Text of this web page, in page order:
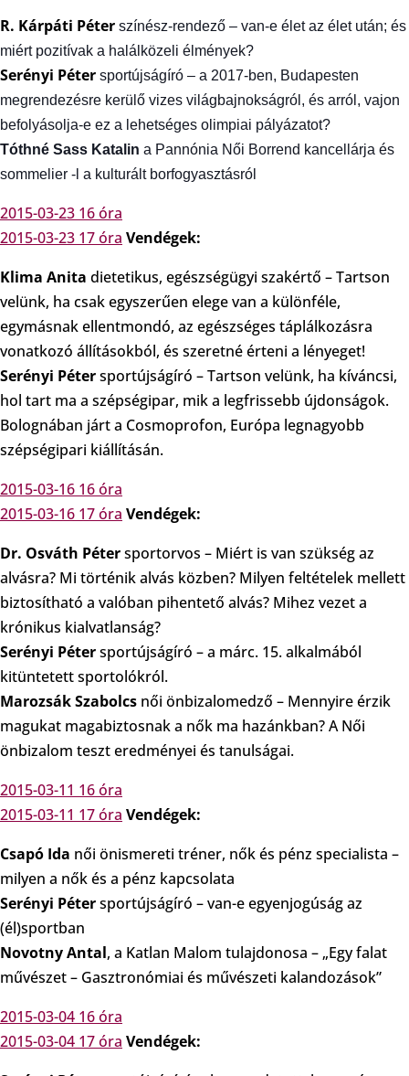
R. Kárpáti Péter színész-rendező – van-e élet az élet után; és
miért pozitívak a halálközeli élmények?
Serényi Péter sportújságíró – a 2017-ben, Budapesten
megrendezésre kerülő vizes világbajnokságról, és arról, vajon
befolyásolja-e ez a lehetséges olimpiai pályázatot?
Tóthné Sass Katalin a Pannónia Női Borrend kancellárja és
somme lier -l a kulturált borfogyasztásról
2015-03-23 16 óra
2015-03-23 17 óra Vendégek:
Klima Anita dietetikus, egészségügyi szakértő – Tartson
velünk, ha csak egyszerűen elege van a különféle,
egymásnak ellentmondó, az egészséges táplálkozásra
vonatkozó állításokból, és szeretné érteni a lényeget!
Serényi Pétersportújságíró – Tartson velünk, ha kíváncsi,
hol tart ma a szépségipar, mik a legfrissebb újdonságok.
Bolognában járt a Cosmoprofon, Európa legnagyobb
szépségipari kiállításán.
2015-03-16 16 óra
2015-03-16 17 óra Vendégek:
Dr. Osváth Pétersportorvos – Miért is van szükség az
alvásra? Mi történik alvás közben? Milyen feltételek mellett
biztosítható a valóban pihentető alvás? Mihez vezet a
krónikus kialvatlanság?
Serényi Pétersportújságíró – a márc. 15. alkalmából
kitüntetett sportolókról.
Marozsák Szabolcs női önbizalomedző – Mennyire érzik
magukat magabiztosnak a nők ma hazánkban? A Női
önbizalom teszt eredményei és tanulságai.
2015-03-11 16 óra
2015-03-11 17 óra Vendégek:
Csapó Ida női önismereti tréner, nők és pénz specialista –
milyen a nők és a pénz kapcsolata
Serényi Pétersportújságíró – van-e egyenjogúság az
(él)sportban
Novotny Antal, a Katlan Malom tulajdonosa – „Egy falat
művészet – Gasztronómiai és művészeti kalandozások”
2015-03-04 16 óra
2015-03-04 17 óra Vendégek: